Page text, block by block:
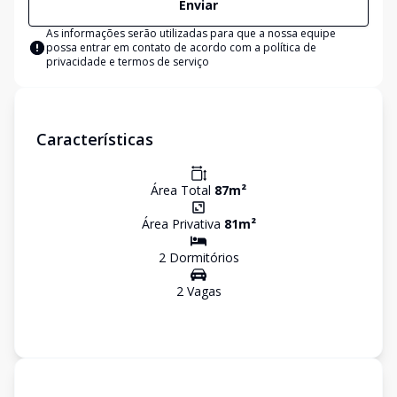
Enviar
As informações serão utilizadas para que a nossa equipe
possa entrar em contato de acordo com a política de
privacidade e termos de serviço
Características
Área Total 87m²
Área Privativa 81m²
2Dormitórios
2Vagas